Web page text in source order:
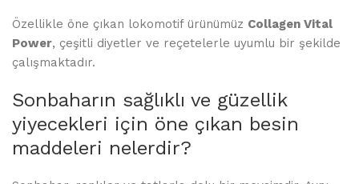
Özellikle öne çıkan lokomotif ürünümüz Collagen Vital
Power, çeşitli diyetler ve reçetelerle uyumlu bir şekilde
çalışmaktadır.
Sonbaharın sağlıklı ve güzellik
yiyecekleri için öne çıkan besin
maddeleri nelerdir?